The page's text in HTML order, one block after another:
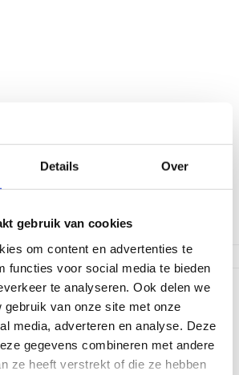
Details Over
gebruik van cookies
om content en advertenties te
functies voor social media te bieden
te analyseren. Ook delen we
gebruik van onze site met onze
media, adverteren en analyse. Deze
gegevens combineren met andere
ze heeft verstrekt of die ze hebben
lang, wie wil dat nou niet? Met deze
van Boretti op gas verblijf je een stuk
Eenvoudig te verplaatsen dankzij de 2
over automatische afslag met